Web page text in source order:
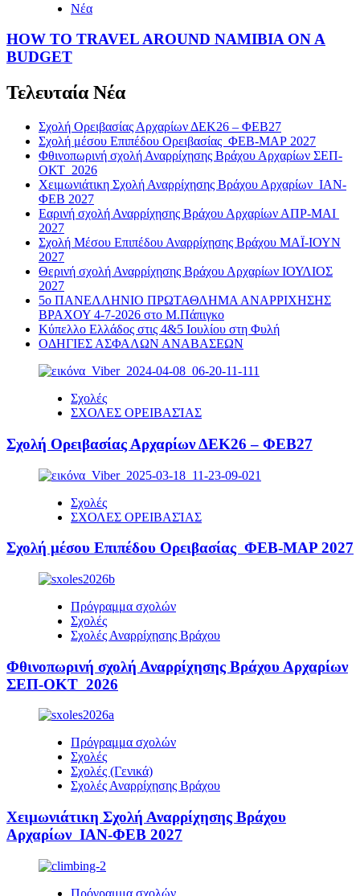
Νέα
HOW TO TRAVEL AROUND NAMIBIA ON A
BUDGET
Τελευταία Νέα
Σχολή Ορειβασίας Αρχαρίων ΔΕΚ26 – ΦΕΒ27
Σχολή μέσου Επιπέδου Ορειβασίας ΦΕΒ-ΜΑΡ 2027
Φθινοπωρινή σχολή Αναρρίχησης Βράχου Αρχαρίων ΣΕΠ-
ΟΚΤ 2026
Χειμωνιάτικη Σχολή Αναρρίχησης Βράχου Αρχαρίων ΙΑΝ-
ΦΕΒ 2027
Εαρινή σχολή Αναρρίχησης Βράχου Αρχαρίων ΑΠΡ-ΜΑΙ
2027
Σχολή Μέσου Επιπέδου Αναρρίχησης Βράχου ΜΑΪ-ΙΟΥΝ
2027
Θερινή σχολή Αναρρίχησης Βράχου Αρχαρίων ΙΟΥΛΙΟΣ
2027
5ο ΠΑΝΕΛΛΗΝΙΟ ΠΡΩΤΑΘΛΗΜΑ ΑΝΑΡΡΙΧΗΣΗΣ
ΒΡΑΧΟΥ 4-7-2026 στο Μ.Πάπιγκο
Κύπελλο Ελλάδος στις 4&5 Ιουλίου στη Φυλή
ΟΔΗΓΙΕΣ ΑΣΦΑΛΩΝ ΑΝΑΒΑΣΕΩΝ
Σχολές
ΣΧΟΛΕΣ ΟΡΕΙΒΑΣΊΑΣ
Σχολή Ορειβασίας Αρχαρίων ΔΕΚ26 – ΦΕΒ27
Σχολές
ΣΧΟΛΕΣ ΟΡΕΙΒΑΣΊΑΣ
Σχολή μέσου Επιπέδου Ορειβασίας ΦΕΒ-ΜΑΡ 2027
Πρόγραμμα σχολών
Σχολές
Σχολές Αναρρίχησης Βράχου
Φθινοπωρινή σχολή Αναρρίχησης Βράχου Αρχαρίων
ΣΕΠ-ΟΚΤ 2026
Πρόγραμμα σχολών
Σχολές
Σχολές (Γενικά)
Σχολές Αναρρίχησης Βράχου
Χειμωνιάτικη Σχολή Αναρρίχησης Βράχου
Αρχαρίων ΙΑΝ-ΦΕΒ 2027
Πρόγραμμα σχολών